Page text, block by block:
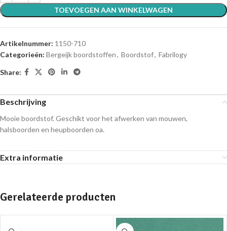
TOEVOEGEN AAN WINKELWAGEN
Artikelnummer: 1150-710
Categorieën: Bergeijk boordstoffen, Boordstof, Fabrilogy
Share:
Beschrijving
Mooie boordstof. Geschikt voor het afwerken van mouwen,
halsboorden en heupboorden oa.
Extra informatie
Gerelateerde producten